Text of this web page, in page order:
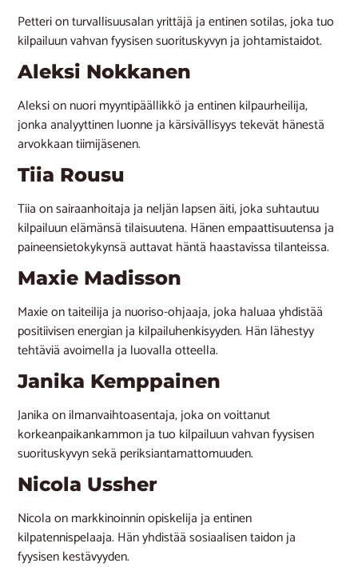
Petteri on turvallisuusalan yrittäjä ja entinen sotilas, joka tuo
kilpailuun vahvan fyysisen suorituskyvyn ja johtamistaidot.
Aleksi Nokkanen
Aleksi on nuori myyntipäällikkö ja entinen kilpaurheilija,
jonka analyyttinen luonne ja kärsivällisyys tekevät hänestä
arvokkaan tiimijäsenen.
Tiia Rousu
Tiia on sairaanhoitaja ja neljän lapsen äiti, joka suhtautuu
kilpailuun elämänsä tilaisuutena. Hänen empaattisuutensa ja
paineensietokykynsä auttavat häntä haastavissa tilanteissa.
Maxie Madisson
Maxie on taiteilija ja nuoriso-ohjaaja, joka haluaa yhdistää
positiivisen energian ja kilpailuhenkisyyden. Hän lähestyy
tehtäviä avoimella ja luovalla otteella.
Janika Kemppainen
Janika on ilmanvaihtoasentaja, joka on voittanut
korkeanpaikankammon ja tuo kilpailuun vahvan fyysisen
suorituskyvyn sekä periksiantamattomuuden.
Nicola Ussher
Nicola on markkinoinnin opiskelija ja entinen
kilpatennispelaaja. Hän yhdistää sosiaalisen taidon ja
fyysisen kestävyyden.